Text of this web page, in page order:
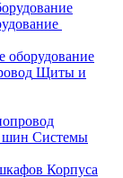
оборудование
Щиты и
Системы
Корпуса